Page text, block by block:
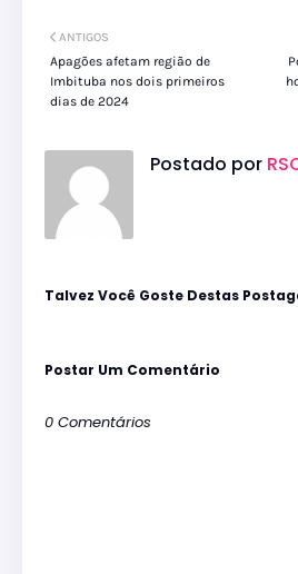
ANTIGOS
Apagões afetam região de
Imbituba nos dois primeiros
dias de 2024
Postado por
Talvez Você Goste Destas
Postar Um Comentário
0 Comentários